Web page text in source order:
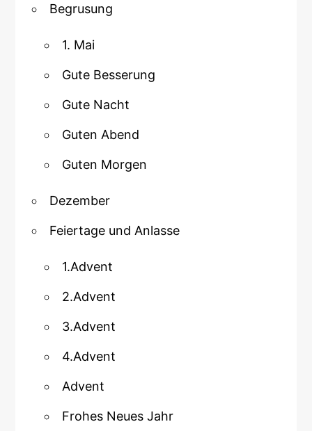
Begrusung
1. Mai
Gute Besserung
Gute Nacht
Guten Abend
Guten Morgen
Dezember
Feiertage und Anlasse
1.Advent
2.Advent
3.Advent
4.Advent
Advent
Frohes Neues Jahr